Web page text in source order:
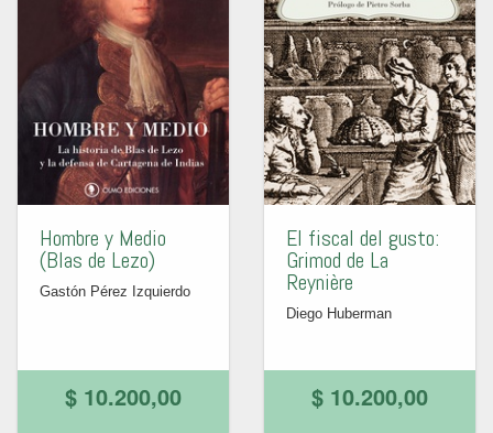
Hombre y Medio
(Blas de Lezo)
Gastón Pérez Izquierdo
$ 10.200,00
El fiscal del gusto:
Grimod de La
Reynière
Diego Huberman
$ 10.200,00